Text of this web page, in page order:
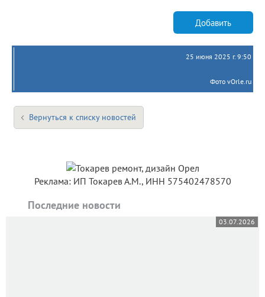
Добавить
25 июня 2025 г. 9:50
Фото vOrle.ru
Вернуться к списку новостей
Реклама: ИП Токарев А.М., ИНН 575402478570
Последние новости
03.07.2026